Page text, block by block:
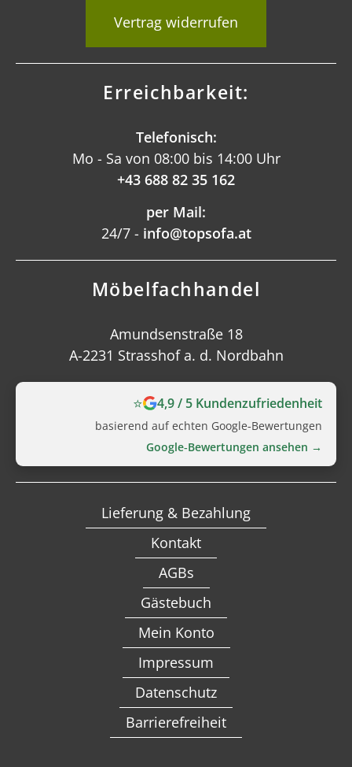
Vertrag widerrufen
Erreichbarkeit:
Telefonisch:
Mo - Sa von 08:00 bis 14:00 Uhr
+43 688 82 35 162
per Mail:
24/7 - info@topsofa.at
Möbelfachhandel
Amundsenstraße 18
A-2231 Strasshof a. d. Nordbahn
⭐ 4,9 / 5 Kundenzufriedenheit
basierend auf echten Google‑Bewertungen
Google‑Bewertungen ansehen →
Lieferung & Bezahlung
Kontakt
AGBs
Gästebuch
Mein Konto
Impressum
Datenschutz
Barrierefreiheit